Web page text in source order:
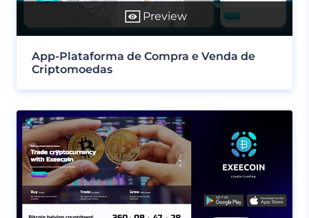
Preview
App-Plataforma de Compra e Venda de
Criptomoedas